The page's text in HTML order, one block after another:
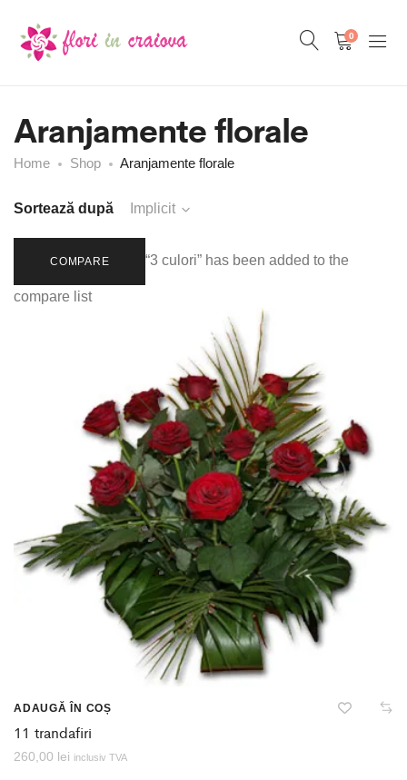
0
Aranjamente florale
Home Shop Aranjamente florale
Sortează după Implicit
COMPARE “3 culori” has been added to the
compare list
ADAUGĂ ÎN COȘ
11 trandafiri
260,00 lei inclusiv TVA